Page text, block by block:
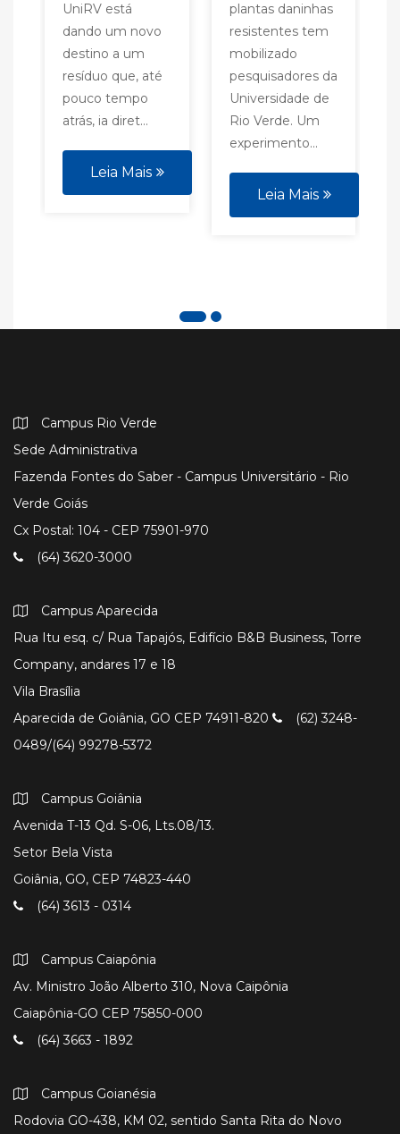
UniRV está
dando um novo
destino a um
resíduo que, até
pouco tempo
atrás, ia diret...
Leia Mais
plantas daninhas
resistentes tem
mobilizado
pesquisadores da
Universidade de
Rio Verde. Um
experimento...
Leia Mais
Campus Rio Verde
Sede Administrativa
Fazenda Fontes do Saber - Campus Universitário - Rio
Verde Goiás
Cx Postal: 104 - CEP 75901-970
(64) 3620-3000
Campus Aparecida
Rua Itu esq. c/ Rua Tapajós, Edifício B&B Business, Torre
Company, andares 17 e 18
Vila Brasília
Aparecida de Goiânia, GO CEP 74911-820
(62) 3248-
0489/(64) 99278-5372
Campus Goiânia
Avenida T-13 Qd. S-06, Lts.08/13.
Setor Bela Vista
Goiânia, GO, CEP 74823-440
(64) 3613 - 0314
Campus Caiapônia
Av. Ministro João Alberto 310, Nova Caipônia
Caiapônia-GO CEP 75850-000
(64) 3663 - 1892
Campus Goianésia
Rodovia GO-438, KM 02, sentido Santa Rita do Novo